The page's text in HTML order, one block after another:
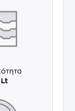
Lt